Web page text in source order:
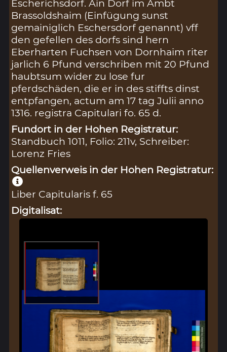
Escherichsdorf. Ain Dorf im Ambt
Brassoldshaim (Einfügung sunst
gemainiglich Eschersdorf genannt) vff
den gefellen des dorfs sind hern
Eberharten Fuchsen von Dornhaim riter
jarlich 6 Pfund verschriben mit 20 Pfund
haubtsum wider zu lose fur
pferdschäden, die er in des stiffts dinst
entpfangen, actum am 17 tag Julii anno
1316. registra Capitulari fo. 65 d.
Fundort in der Hohen Registratur:
Standbuch 1011, Folio: 211v, Schreiber:
Lorenz Fries
Quellenverweis in der Hohen Registratur:
Liber Capitularis f. 65
Digitalisat: